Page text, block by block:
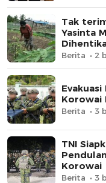
Tak
Yasinta
Berita 2
Korowai
Berita 3
TNI
Korowai
Berita 3